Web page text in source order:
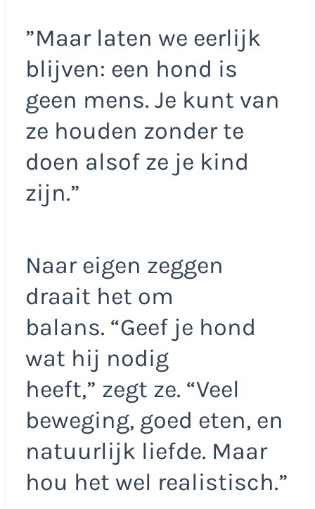
”Maar laten we eerlijk
blijven: een hond is
geen mens. Je kunt van
ze houden zonder te
doen alsof ze je kind
zijn.”
Naar eigen zeggen
draait het om
balans. “Geef je hond
wat hij nodig
heeft,” zegt ze. “Veel
beweging, goed eten, en
natuurlijk liefde. Maar
hou het wel realistisch.”